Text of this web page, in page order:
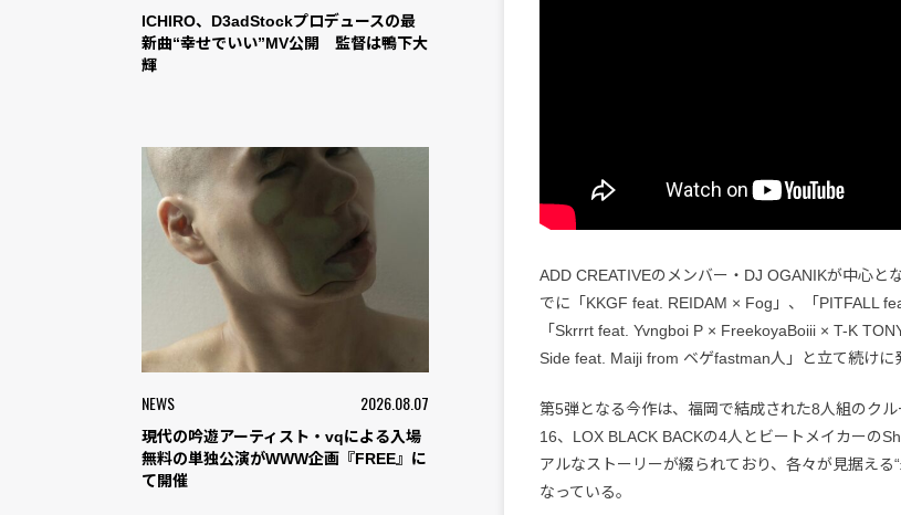
ICHIRO、D3adStockプロデュースの最
新曲“幸せでいい”MV公開 監督は鴨下大
輝
NEWS 2026.08.07
現代の吟遊アーティスト・vqによる入場
無料の単独公演がWWW企画『FREE』に
て開催
ADD CREATIVEのメンバー・DJ OGANIKが中心と
でに「KKGF feat. REIDAM × Fog」、「PITFALL
「Skrrrt feat. Yvngboi P × FreekoyaBoiii × T-K
Side feat. Maiji from ベゲfastman人」と立て続けに
第5弾となる今作は、福岡で結成された8人組のク
16、LOX BLACK BACKの4人とビートメイカーの
アルなストーリーが綴られており、各々が見据える
なっている。